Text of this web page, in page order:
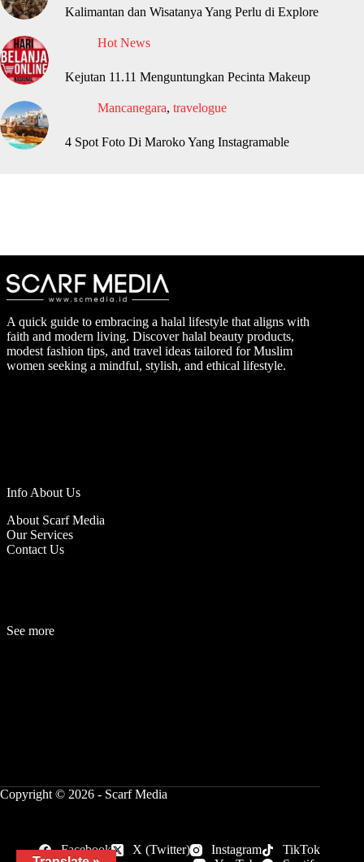
Kalimantan dan Wisatanya Yang Perlu di Explore
Hot News
Kejutan 11.11 Menguntungkan Pecinta Makeup
Mancanegara, travelogue
4 Spot Foto Di Maroko Yang Instagramable
A quick guide to embracing a halal lifestyle that aligns with
faith and modern living. Discover halal beauty products,
modest fashion tips, and travel ideas tailored for Muslim
women seeking a mindful, stylish, and ethical lifestyle.
Info About Us
About Scarf Media
Our Services
Contact Us
See more
Copyright © 2026 - Scarf Media
Facebook X (Twitter) Instagram
TikTok